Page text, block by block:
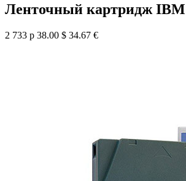
Ленточный картридж IBM
2 733 р 38.00 $ 34.67 €